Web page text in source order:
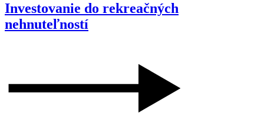
Investovanie do rekreačných
nehnuteľností